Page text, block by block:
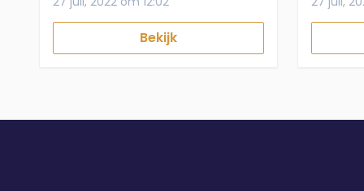
Bekijk